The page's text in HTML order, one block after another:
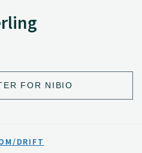
FOR NIBIO
DRIFT